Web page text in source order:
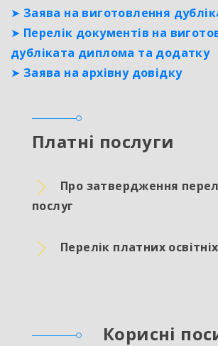
➤ Заява на виготовлення
➤ Перелік документів на
дубліката диплома та додатку
➤ Заява на архівну довідку
Платні послуги
Про затвердження
послуг
Перелік платних
Корисні